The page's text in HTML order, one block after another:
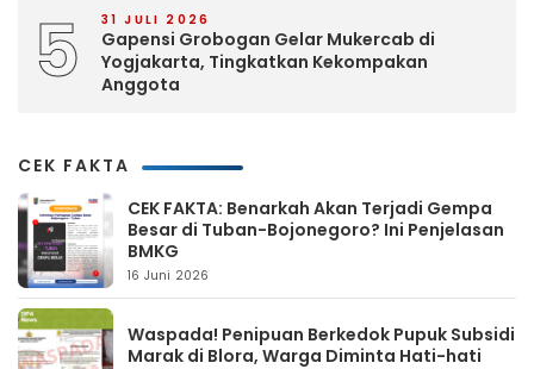
5 31 JULI 2026
Gapensi Grobogan Gelar Mukercab di
Yogjakarta, Tingkatkan Kekompakan
Anggota
CEK FAKTA
CEK FAKTA: Benarkah Akan Terjadi Gempa
Besar di Tuban-Bojonegoro? Ini Penjelasan
BMKG
16 Juni 2026
Waspada! Penipuan Berkedok Pupuk Subsidi
Marak di Blora, Warga Diminta Hati-hati